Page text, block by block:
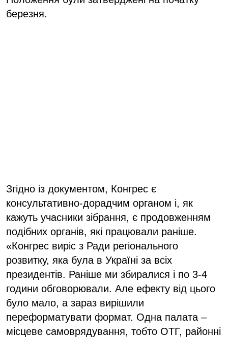
березня.
Згідно із документом, Конгрес є
консультативно-дорадчим органом і, як
кажуть учасники зібрання, є продовженням
подібних органів, які працювали раніше.
«Конгрес виріс з Ради регіонального
розвитку, яка була в Україні за всіх
президентів. Раніше ми збиралися і по 3-4
години обговорювали. Але ефекту від цього
було мало, а зараз вирішили
переформатувати формат. Одна палата –
місцеве самоврядування, тобто ОТГ, районні